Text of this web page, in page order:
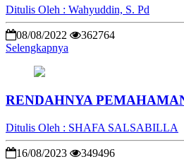
Ditulis Oleh : Wahyuddin, S. Pd
08/08/2022
362764
Selengkapnya
RENDAHNYA
Ditulis Oleh : SHAFA SALSABILLA
16/08/2023 349496